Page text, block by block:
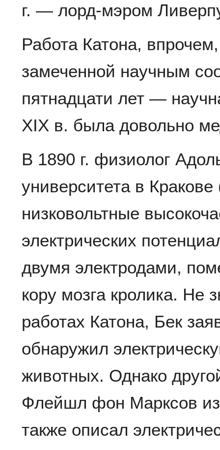
г. — лорд-мэром
Работа Катона,
замеченной научным
пятнадцати лет —
XIX в. была довольно
В 1890 г. физиолог
университета в
низковольтные
электрических
двумя электродами,
кору мозга кролика. Не
работах Катона, Бек
обнаружил
животных. Однако
Флейшл фон Марксов из
также описал